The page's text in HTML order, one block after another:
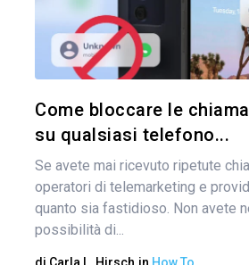
Come bloccare le
su qualsiasi telefono...
Se avete mai ricevuto ripetute
operatori di telemarketing e
quanto sia fastidioso. Non avete
possibilità di...